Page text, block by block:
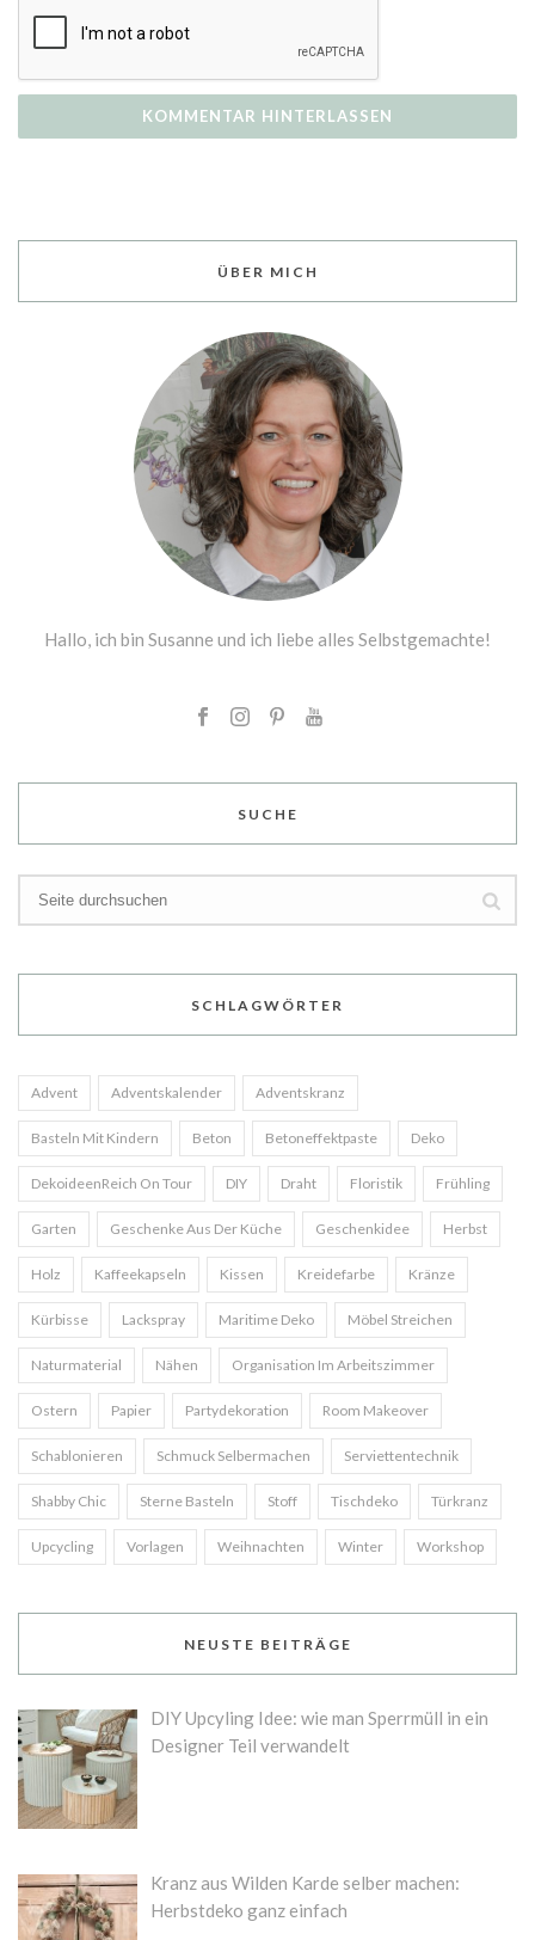
ÜBER MICH
Hallo, ich bin Susanne und ich liebe alles Selbstgemachte!
SUCHE
SCHLAGWÖRTER
Advent Adventskalender Adventskranz
Basteln Mit Kindern Beton Betoneffektpaste Deko
DekoideenReich On Tour DIY Draht Floristik Frühling
Garten Geschenke Aus Der Küche Geschenkidee Herbst
Holz Kaffeekapseln Kissen Kreidefarbe Kränze
Kürbisse Lackspray Maritime Deko Möbel Streichen
Naturmaterial Nähen Organisation Im Arbeitszimmer
Ostern Papier Partydekoration Room Makeover
Schablonieren Schmuck Selbermachen Serviettentechnik
Shabby Chic Sterne Basteln Stoff Tischdeko Türkranz
Upcycling Vorlagen Weihnachten Winter Workshop
NEUSTE BEITRÄGE
DIY Upcyling Idee: wie man Sperrmüll in ein
Designer Teil verwandelt
Kranz aus Wilden Karde selber machen:
Herbstdeko ganz einfach